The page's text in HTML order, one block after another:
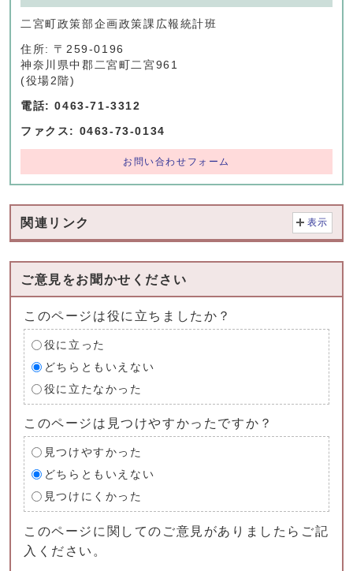
二宮町政策部企画政策課広報統計班
住所: 〒259-0196
神奈川県中郡二宮町二宮961
(役場2階)
電話: 0463-71-3312
ファクス: 0463-73-0134
お問い合わせフォーム
関連リンク 表示
ご意見をお聞かせください
このページは役に立ちましたか？
役に立った
どちらともいえない
役に立たなかった
このページは見つけやすかったですか？
見つけやすかった
どちらともいえない
見つけにくかった
このページに関してのご意見がありましたらご記
入ください。